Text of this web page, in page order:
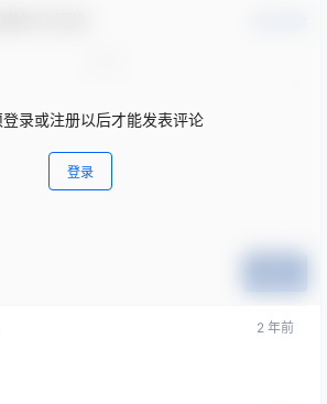
录或注册以后才能发表评论
登录
2 年前